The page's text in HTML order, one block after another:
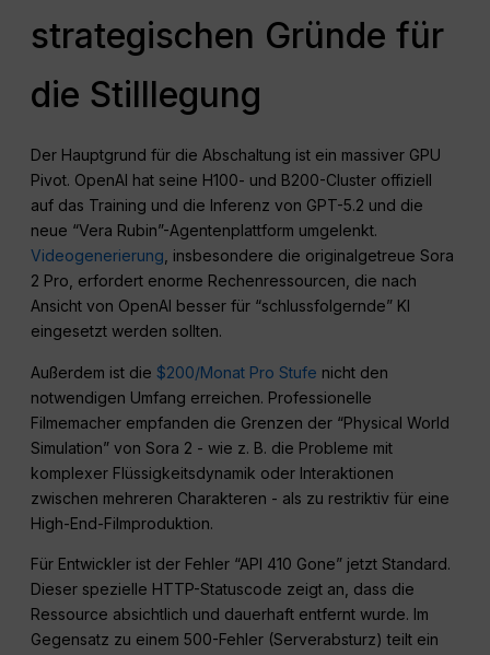
strategischen Gründe für
die Stilllegung
Der Hauptgrund für die Abschaltung ist ein massiver GPU
Pivot. OpenAI hat seine H100- und B200-Cluster offiziell
auf das Training und die Inferenz von GPT-5.2 und die
neue “Vera Rubin”-Agentenplattform umgelenkt.
Videogenerierung , insbesondere die originalgetreue Sora
2 Pro, erfordert enorme Rechenressourcen, die nach
Ansicht von OpenAI besser für “schlussfolgernde” KI
eingesetzt werden sollten.
Außerdem ist die$200/Monat Pro Stufe nicht den
notwendigen Umfang erreichen. Professionelle
Filmemacher empfanden die Grenzen der “Physical World
Simulation” von Sora 2 - wie z. B. die Probleme mit
komplexer Flüssigkeitsdynamik oder Interaktionen
zwischen mehreren Charakteren - als zu restriktiv für eine
High-End-Filmproduktion.
Für Entwickler ist der Fehler “API 410 Gone” jetzt Standard.
Dieser spezielle HTTP-Statuscode zeigt an, dass die
Ressource absichtlich und dauerhaft entfernt wurde. Im
Gegensatz zu einem 500-Fehler (Serverabsturz) teilt ein